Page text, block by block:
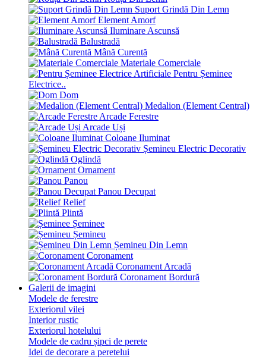
Suport Grindă Din Lemn
Element Amorf
Iluminare Ascunsă
Balustradă
Mână Curentă
Materiale Comerciale
Pentru Șeminee
Electrice..
Dom
Medalion (Element Central)
Arcade Ferestre
Arcade Uși
Coloane Iluminat
Șemineu Electric Decorativ
Oglindă
Ornament
Panou
Panou Decupat
Relief
Plintă
Șeminee
Șemineu
Șemineu Din Lemn
Coronament
Coronament Arcadă
Coronament Bordură
Galerii de imagini
Modele de ferestre
Exteriorul vilei
Interior rustic
Exteriorul hotelului
Modele de cadru șipci de perete
Idei de decorare a peretelui